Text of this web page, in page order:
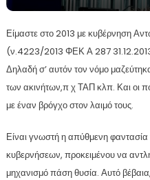
Είμαστε στο 2013 με κυβέρνηση
(ν.4223/2013 ΦΕΚ Α 287
Δηλαδή σ’ αυτόν τον νόμο
των ακινήτων,π χ ΤΑΠ κλπ. Και οι
με έναν βρόγχο στον λαιμό τους.
Είναι γνωστή η απύθμενη
κυβερνήσεων, προκειμένου να
μηχανισμό πάση θυσία. Αυτό